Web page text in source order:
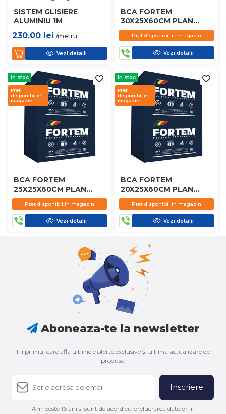
SISTEM GLISIERE
ALUMINIU 1M
230.00 lei /metru
Vezi detalii
BCA FORTEM
30X25X60CM PLAN
D450
Pret disponibil in magazin
Vezi detalii
in stoc
Pret
disponibil in
magazin
BCA FORTEM
25X25X60CM PLAN
D450
Pret disponibil in magazin
Vezi detalii
in stoc
Pret
disponibil in
magazin
BCA FORTEM
20X25X60CM PLAN
D450
Pret disponibil in magazin
Vezi detalii
Aboneaza-te la newsletter
Fii primul care afla ultimele oferte exclusive și ultima actualizare de
produse.
Inscriere
Am peste 16 ani si sunt de acord cu prelucrarea datelor in